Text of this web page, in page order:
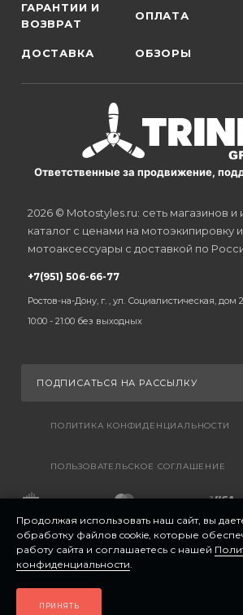
ГАРАНТИИ И
ВОЗВРАТ
ОПЛАТА
ДОСТАВКА ОБЗОРЫ
Ответственные за продвижение,
2026 © Motostyles.ru: сеть магазинов и
каталог с ценами на мотоэкипировку и
мотоаксессуары с доставкой по
+7(951) 506-66-77
Ростов-на-Дону, г. , ул. Социалистическая, дом
10:00 - 21:00 без выходных
ПОДПИСАТЬСЯ НА РАССЫЛКУ
ПОЛИТИКА КОНФИДЕНЦИАЛЬНОСТИ
ПОЛЬЗОВАТЕЛЬСКОЕ СОГЛАШЕНИЕ
Продолжая использовать наш сайт, вы
обработку файлов cookie, которые
работу сайта и соглашаетесь с нашей
конфиденциальности.
ПРИНЯТЬ